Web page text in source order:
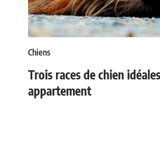
Chiens
Trois races de chien
appartement